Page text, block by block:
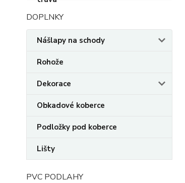
DOPLNKY
Nášlapy na schody
Rohože
Dekorace
Obkadové koberce
Podložky pod koberce
Lišty
PVC PODLAHY